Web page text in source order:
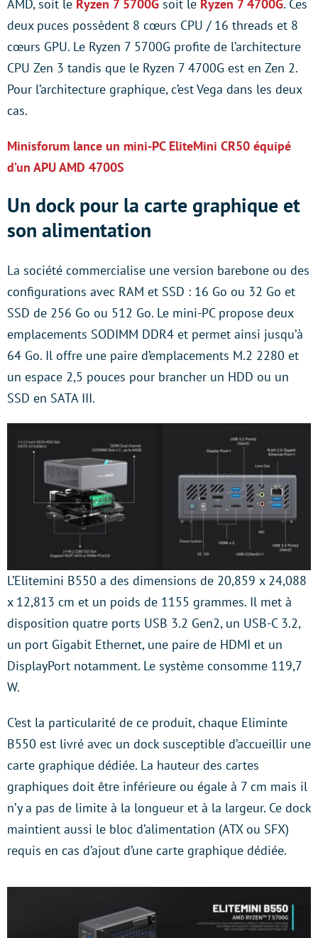
AMD, soit le Ryzen 7 5700G soit le Ryzen 7 4700G. Ces
deux puces possèdent 8 cœurs CPU / 16 threads et 8
cœurs GPU. Le Ryzen 7 5700G profite de l’architecture
CPU Zen 3 tandis que le Ryzen 7 4700G est en Zen 2.
Pour l’architecture graphique, c’est Vega dans les deux
cas.
Minisforum lance un mini-PC EliteMini CR50 équipé
d’un APU AMD 4700S
Un dock pour la carte graphique et
son alimentation
La société commercialise une version barebone ou des
configurations avec RAM et SSD : 16 Go ou 32 Go et
SSD de 256 Go ou 512 Go. Le mini-PC propose deux
emplacements SODIMM DDR4 et permet ainsi jusqu’à
64 Go. Il offre une paire d’emplacements M.2 2280 et
un espace 2,5 pouces pour brancher un HDD ou un
SSD en SATA III.
L’Elitemini B550 a des dimensions de 20,859 x 24,088
x 12,813 cm et un poids de 1155 grammes. Il met à
disposition quatre ports USB 3.2 Gen2, un USB-C 3.2,
un port Gigabit Ethernet, une paire de HDMI et un
DisplayPort notamment. Le système consomme 119,7
W.
C’est la particularité de ce produit, chaque Eliminte
B550 est livré avec un dock susceptible d’accueillir une
carte graphique dédiée. La hauteur des cartes
graphiques doit être inférieure ou égale à 7 cm mais il
n’y a pas de limite à la longueur et à la largeur. Ce dock
maintient aussi le bloc d’alimentation (ATX ou SFX)
requis en cas d’ajout d’une carte graphique dédiée.